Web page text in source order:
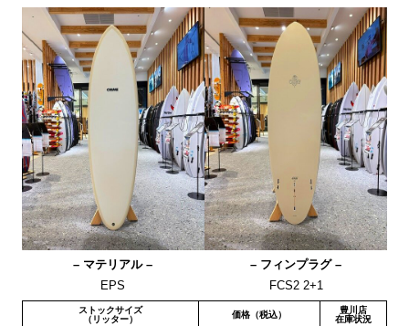
– マテリアル –
EPS
– フィンプラグ –
FCS2 2+1
ストックサイズ
（リッター）
価格（税込）
豊川店
在庫状況